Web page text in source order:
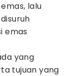
lalu
emas
yang
tujuan yang